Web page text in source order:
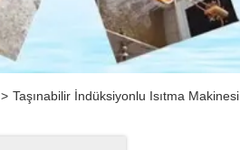
> Taşınabilir İndüksiyonlu Isıtma Makinesi